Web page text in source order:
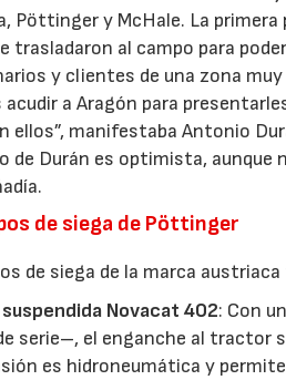
Pöttinger y McHale. La
trasladaron al campo para
y clientes de una zona
acudir a Aragón para
ellos”, manifestaba Antonio
de Durán es optimista, aunque
de siega de Pöttinger
de siega de la marca
Novacat 402: Con
serie–, el enganche al tractor
es hidroneumática y